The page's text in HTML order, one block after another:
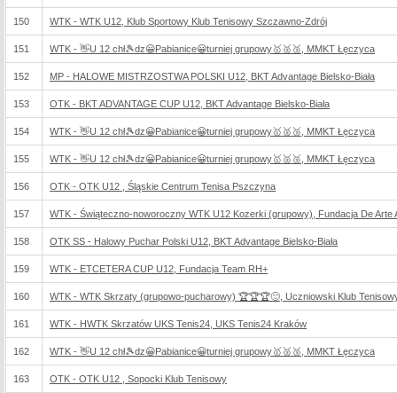
150 WTK - WTK U12, Klub Sportowy Klub Tenisowy Szczawno-Zdrój
151 WTK - 👋U 12 chł🎾dz😀Pabianice😀turniej grupowy🥇🥈🥉, MMKT Łęczyca
152 MP - HALOWE MISTRZOSTWA POLSKI U12, BKT Advantage Bielsko-Biała
153 OTK - BKT ADVANTAGE CUP U12, BKT Advantage Bielsko-Biała
154 WTK - 👋U 12 chł🎾dz😀Pabianice😀turniej grupowy🥇🥈🥉, MMKT Łęczyca
155 WTK - 👋U 12 chł🎾dz😀Pabianice😀turniej grupowy🥇🥈🥉, MMKT Łęczyca
156 OTK - OTK U12 , Śląskie Centrum Tenisa Pszczyna
157 WTK - Świąteczno-noworoczny WTK U12 Kozerki (grupowy), Fundacja De Arte
158 OTK SS - Halowy Puchar Polski U12, BKT Advantage Bielsko-Biała
159 WTK - ETCETERA CUP U12, Fundacja Team RH+
160 WTK - WTK Skrzaty (grupowo-pucharowy) 🏆🏆🏆🙂, Uczniowski Klub
161 WTK - HWTK Skrzatów UKS Tenis24, UKS Tenis24 Kraków
162 WTK - 👋U 12 chł🎾dz😀Pabianice😀turniej grupowy🥇🥈🥉, MMKT Łęczyca
163 OTK - OTK U12 , Sopocki Klub Tenisowy